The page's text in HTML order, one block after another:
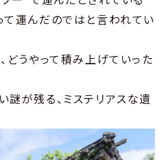
運んだのではと言われてい
どうやって積み上げていった
が残る、ミステリアスな遺